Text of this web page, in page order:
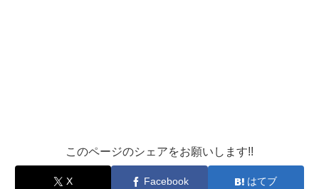
このページのシェアをお願いします!!
X Facebook はてブ